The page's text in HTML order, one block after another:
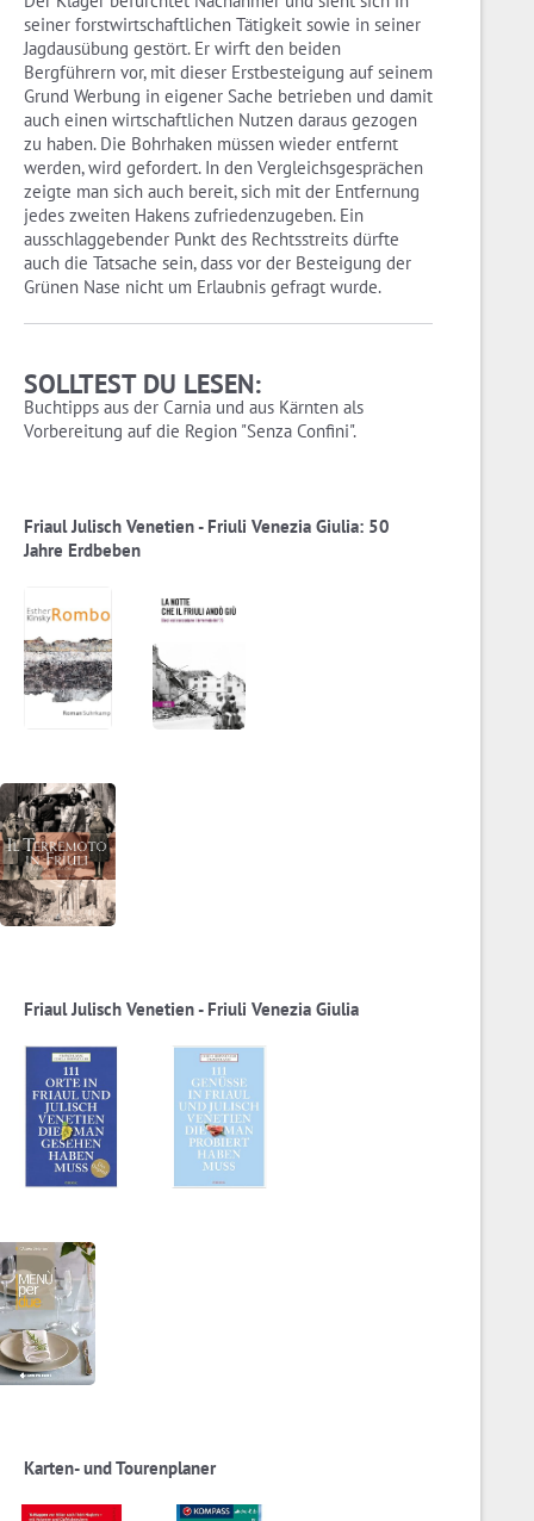
seiner forstwirtschaftlichen Tätigkeit sowie in seiner
Jagdausübung gestört. Er wirft den beiden
Bergführern vor, mit dieser Erstbesteigung auf seinem
Grund Werbung in eigener Sache betrieben und damit
auch einen wirtschaftlichen Nutzen daraus gezogen
zu haben. Die Bohrhaken müssen wieder entfernt
werden, wird gefordert. In den Vergleichsgesprächen
zeigte man sich auch bereit, sich mit der Entfernung
jedes zweiten Hakens zufriedenzugeben. Ein
ausschlaggebender Punkt des Rechtsstreits dürfte
auch die Tatsache sein, dass vor der Besteigung der
Grünen Nase nicht um Erlaubnis gefragt wurde.
SOLLTEST DU LESEN:
Buchtipps aus der Carnia und aus Kärnten als
Vorbereitung auf die Region "Senza Confini".
Friaul Julisch Venetien - Friuli Venezia Giulia: 50
Jahre Erdbeben
Friaul Julisch Venetien - Friuli Venezia Giulia
Karten- und Tourenplaner